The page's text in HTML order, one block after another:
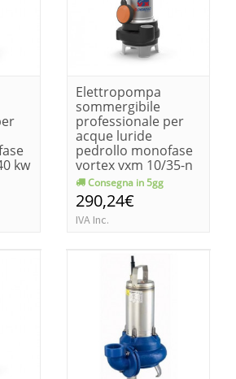
kw
Elettropompa
sommergibile
professionale per
acque luride
pedrollo monofase
vortex vxm 10/35-n
kw 0.75-hp 1
Consegna in 5gg
290,24€
IVA Inc.